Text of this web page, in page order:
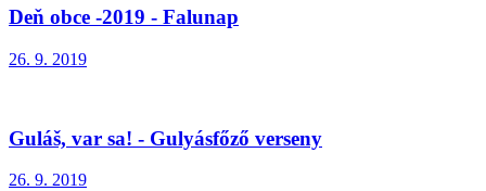
Deň obce -2019 - Falunap
26. 9. 2019
Guláš, var sa! - Gulyásfőző verseny
26. 9. 2019